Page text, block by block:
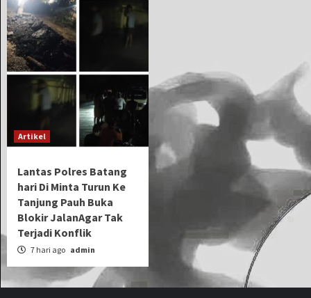
Artikel
Lantas Polres Batang
hari Di Minta Turun Ke
Tanjung Pauh Buka
Blokir JalanAgar Tak
Terjadi Konflik
7 hari ago admin